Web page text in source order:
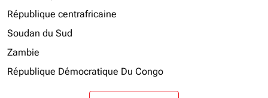
République centrafricaine
Soudan du Sud
Zambie
République Démocratique Du Congo